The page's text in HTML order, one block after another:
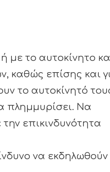
με το αυτοκίνητο
καθώς επίσης και
το αυτοκίνητό
πλημμυρίσει. Να
επικινδυνότητα
να εκδηλωθούν